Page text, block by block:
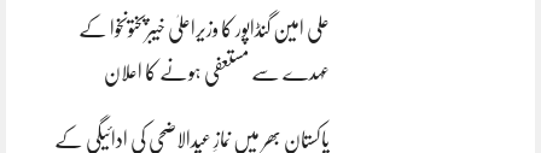
علی امین گنڈاپور کا وزیراعلیٰ خیبرپختونخوا کے
عہدے سے مستعفی ہونے کا اعلان
پاکستان بھر میں نمازِ عیدالاضحی کی ادائیگی کے